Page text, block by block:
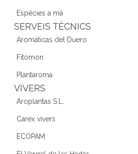
Espècies a mà
SERVEIS TÈCNICS
Aromáticas del Duero
Fitomon
Plantaroma
VIVERS
Aroplantas S.L.
Carex vivers
ECOPAM